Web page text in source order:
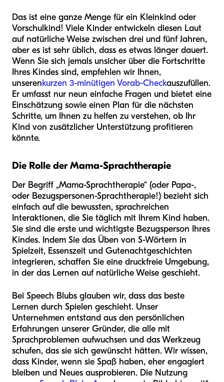
Das ist eine ganze Menge für ein Kleinkind oder
Vorschulkind! Viele Kinder entwickeln diesen Laut
auf natürliche Weise zwischen drei und fünf Jahren,
aber es ist sehr üblich, dass es etwas länger dauert.
Wenn Sie sich jemals unsicher über die Fortschritte
Ihres Kindes sind, empfehlen wir Ihnen,
unserenkurzen 3-minütigen Vorab-Checkauszufüllen.
Er umfasst nur neun einfache Fragen und bietet eine
Einschätzung sowie einen Plan für die nächsten
Schritte, um Ihnen zu helfen zu verstehen, ob Ihr
Kind von zusätzlicher Unterstützung profitieren
könnte.
Die Rolle der Mama-Sprachtherapie
Der Begriff „Mama-Sprachtherapie“ (oder Papa-,
oder Bezugspersonen-Sprachtherapie!) bezieht sich
einfach auf die bewussten, sprachreichen
Interaktionen, die Sie täglich mit Ihrem Kind haben.
Sie sind die erste und wichtigste Bezugsperson Ihres
Kindes. Indem Sie das Üben von S-Wörtern in
Spielzeit, Essenszeit und Gutenachtgeschichten
integrieren, schaffen Sie eine druckfreie Umgebung,
in der das Lernen auf natürliche Weise geschieht.
Bei Speech Blubs glauben wir, dass das beste
Lernen durch Spielen geschieht. Unser
Unternehmen entstand aus den persönlichen
Erfahrungen unserer Gründer, die alle mit
Sprachproblemen aufwuchsen und das Werkzeug
schufen, das sie sich gewünscht hätten. Wir wissen,
dass Kinder, wenn sie Spaß haben, eher engagiert
bleiben und Neues ausprobieren. Die Nutzung